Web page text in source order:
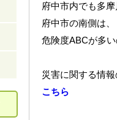
府中市内でも多
府中市の南側は、
危険度ABCが多い
災害に関する情
こちら